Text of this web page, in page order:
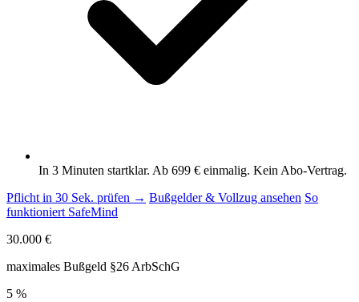
In 3 Minuten startklar. Ab 699 € einmalig. Kein Abo-Vertrag.
Pflicht in 30 Sek. prüfen → Bußgelder & Vollzug ansehen So
funktioniert SafeMind
30.000 €
maximales Bußgeld §26 ArbSchG
5 %